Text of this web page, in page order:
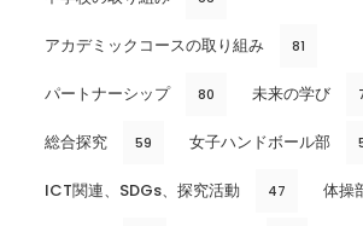
アカデミックコースの取り組み 81
パートナーシップ 80 未来の学び
総合探究 59 女子ハンドボール部
ICT関連、SDGs、探究活動 47 体操